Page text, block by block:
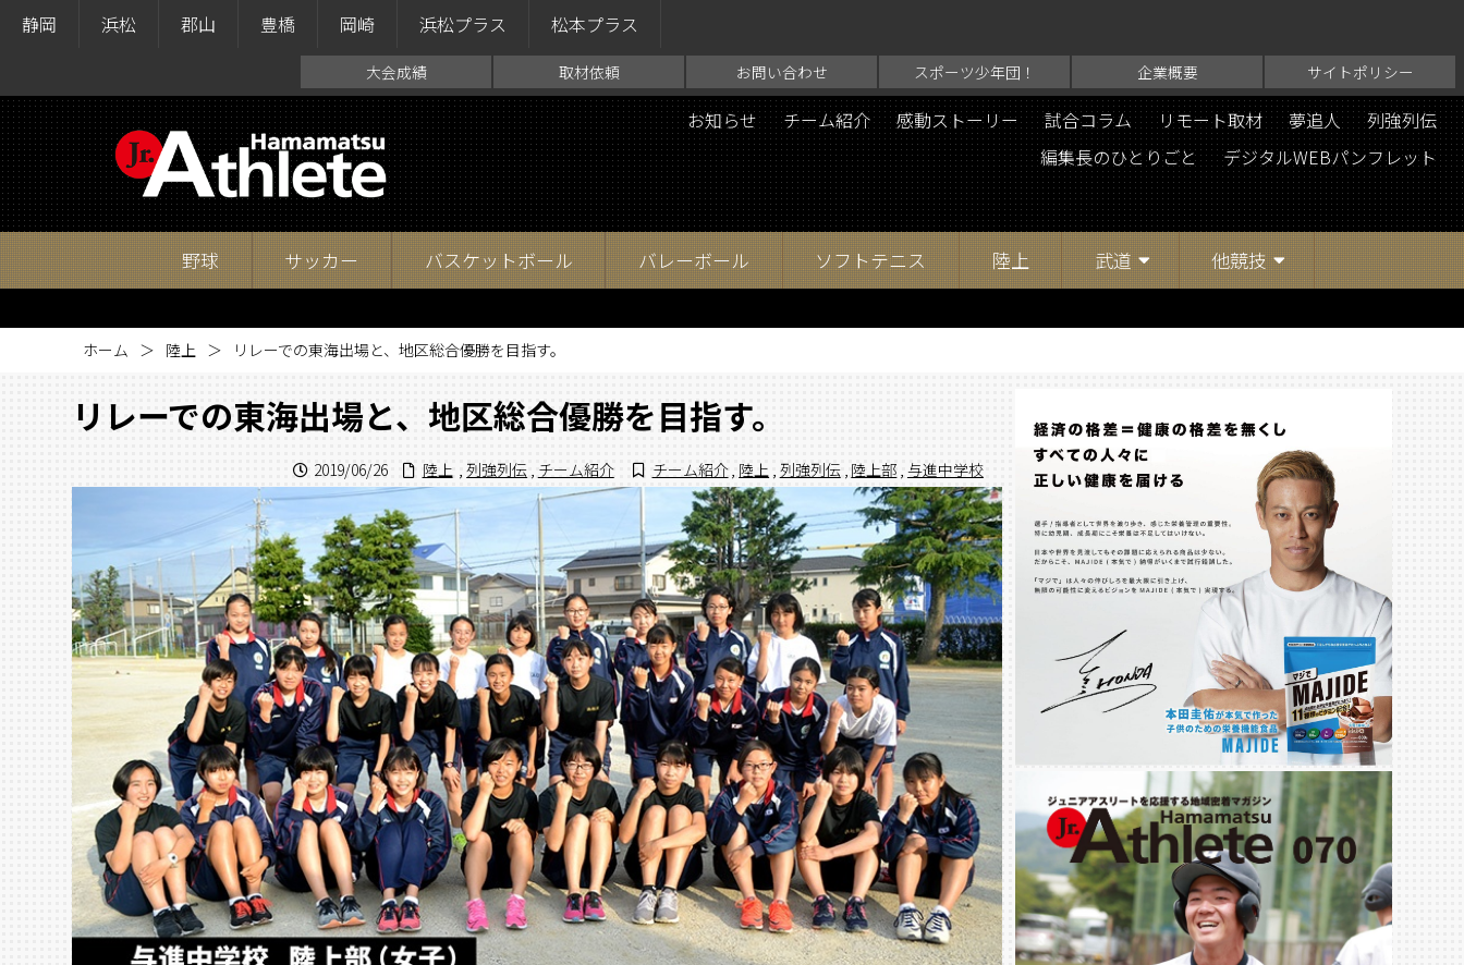
静岡 浜松 郡山 豊橋 岡崎 浜松プラス 松本プラス
大会成績 取材依頼 お問い合わせ スポーツ少年団！ 企業概要 サイトポリシー
お知らせ チーム紹介 感動ストーリー 試合コラム リモート取材 夢追人
列強列伝
編集長のひとりごと
デジタルWEBパンフレット
野球 サッカー バスケットボール バレーボール ソフトテニス 陸上 武道 他競技
ホーム 陸上 リレーでの東海出場と、地区総合優勝を目指す。
リレーでの東海出場と、地区総合優勝を目指す。
2019/06/26 陸上 , 列強列伝 , チーム紹介 チーム紹介, 陸上 , 列強列伝 , 陸上部 , 与進中学校